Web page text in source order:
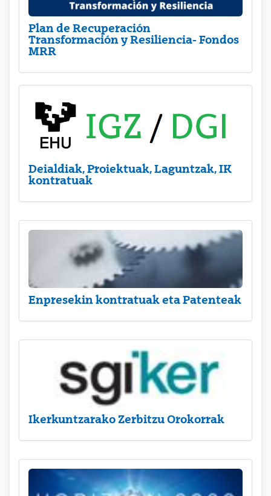
Plan de Recuperación
Transformación y Resiliencia- Fondos
MRR
Deialdiak, Proiektuak, Laguntzak, IK
kontratuak
Enpresekin kontratuak eta Patenteak
Ikerkuntzarako Zerbitzu Orokorrak